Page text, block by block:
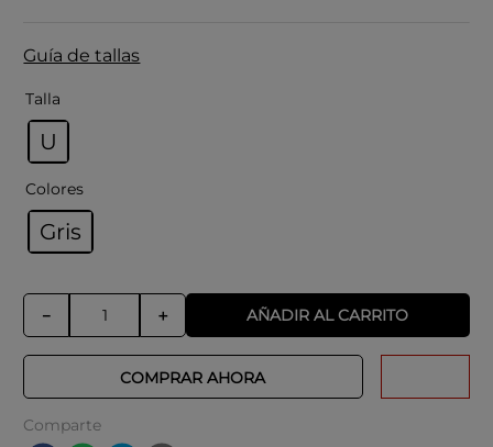
Evita el contacto con productos químicos.
Guarda en un lugar seco y fresco.
prolongadamente.
domésticas.
Guía de tallas
Talla
U
Colores
Gris
＋
－ AÑADIR AL CARRITO
COMPRAR AHORA
Comparte